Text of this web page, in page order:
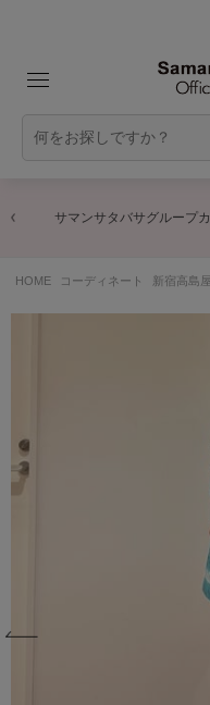
サマンサタバサグループ
HOME コーディネート 新宿高島